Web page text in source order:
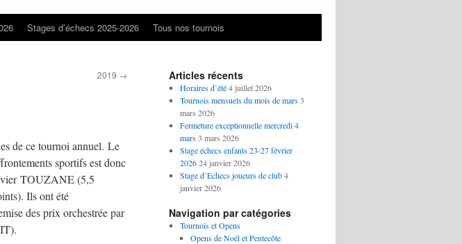
Stages d’échecs 2025-2026 Tous nos tournois
2019 →
de ce tournoi annuel. Le
sportifs est donc
TOUZANE (5,5
Ils ont été
des prix orchestrée par
Articles récents
Horaires d’été 4 juillet 2026
Tournois mensuels du mois de mars 3
mars 2026
Fermeture exceptionnelle mercredi 4
mars 3 mars 2026
Stage échecs enfants 23-27 février
2026 24 janvier 2026
Stage d’Echecs joueurs de club 4
janvier 2026
Navigation par catégories
Tournois et Opens
Opens de Noël et Pentecôte